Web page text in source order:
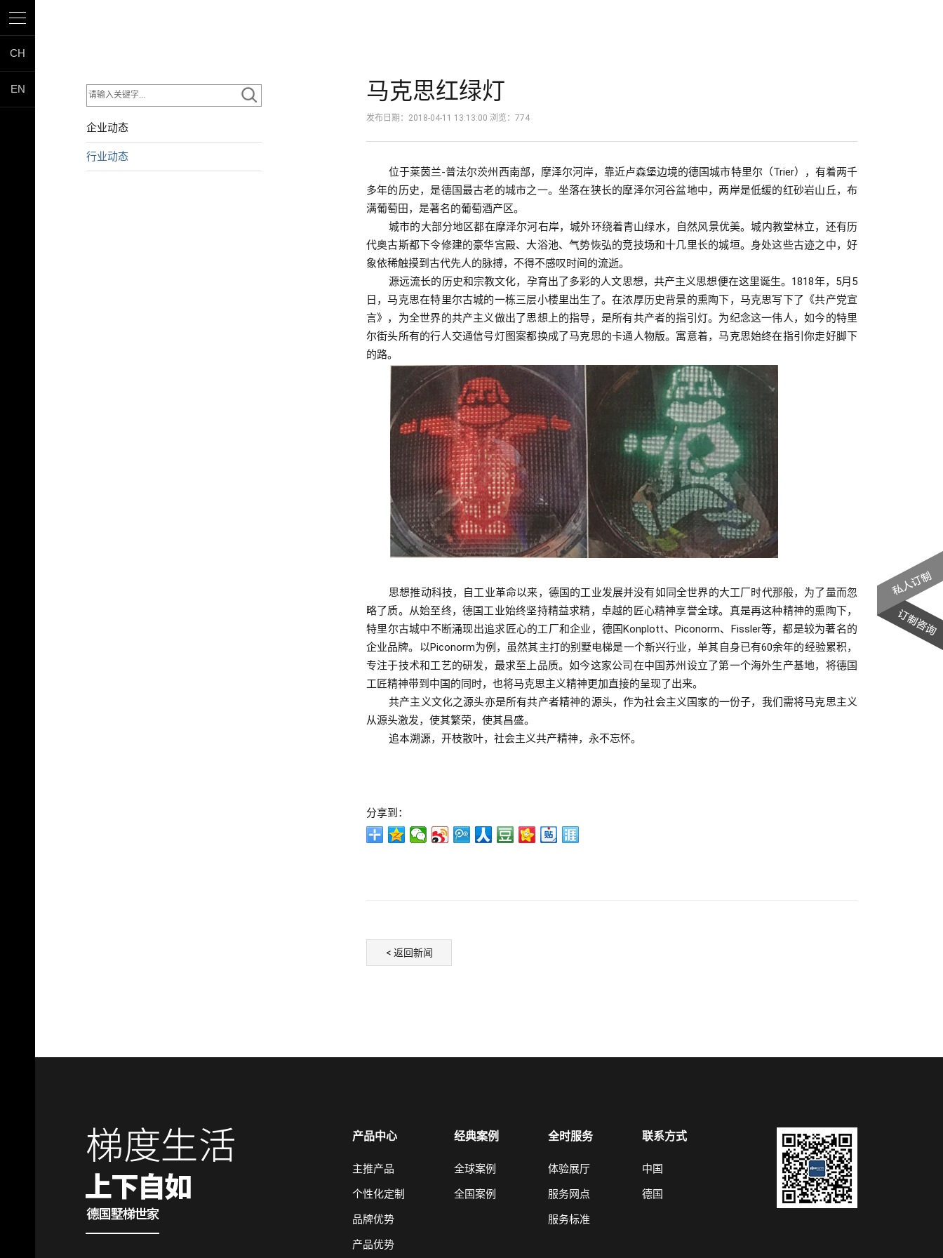
CH
EN
企业动态
行业动态
马克思红绿灯
发布日期：2018-04-11 13:13:00 浏览： 774
位于莱茵兰-普法尔茨州西南部，摩泽尔河岸，靠近卢森堡边境的德国城市特里尔（Trier），有着两千
多年的历史，是德国最古老的城市之一。坐落在狭长的摩泽尔河谷盆地中，两岸是低缓的红砂岩山丘，布
满葡萄田，是著名的葡萄酒产区。
城市的大部分地区都在摩泽尔河右岸，城外环绕着青山绿水，自然风景优美。城内教堂林立，还有历
代奥古斯都下令修建的豪华宫殿、大浴池、气势恢弘的竞技场和十几里长的城垣。身处这些古迹之中，好
象依稀触摸到古代先人的脉搏，不得不感叹时间的流逝。
源远流长的历史和宗教文化，孕育出了多彩的人文思想，共产主义思想便在这里诞生。 1818年， 5月 5
日，马克思在特里尔古城的一栋三层小楼里出生了。在浓厚历史背景的熏陶下，马克思写下了《共产党宣
言》，为全世界的共产主义做出了思想上的指导，是所有共产者的指引灯。为纪念这一伟人，如今的特里
尔街头所有的行人交通信号灯图案都换成了马克思的卡通人物版。寓意着，马克思始终在指引你走好脚下
的路。
思想推动科技，自工业革命以来，德国的工业发展并没有如同全世界的大工厂时代那般，为了量而忽
略了质。从始至终，德国工业始终坚持精益求精，卓越的匠心精神享誉全球。真是再这种精神的熏陶下，
特里尔古城中不断涌现出追求匠心的工厂和企业，德国Konplott、Piconorm、 Fissler等，都是较为著名的
企业品牌。以Piconorm为例，虽然其主打的别墅电梯是一个新兴行业，单其自身已有60余年的经验累积，
专注于技术和工艺的研发，最求至上品质。如今这家公司在中国苏州设立了第一个海外生产基地，将德国
工匠精神带到中国的同时，也将马克思主义精神更加直接的呈现了出来。
共产主义文化之源头亦是所有共产者精神的源头，作为社会主义国家的一份子，我们需将马克思主义
从源头激发，使其繁荣，使其昌盛。
追本溯源，开枝散叶，社会主义共产精神，永不忘怀。
分享到：
< 返回新闻
产品中心
主推产品
个性化定制
品牌优势
产品优势
经典案例
全球案例
全国案例
全时服务
体验展厅
服务网点
服务标准
联系方式
中国
德国